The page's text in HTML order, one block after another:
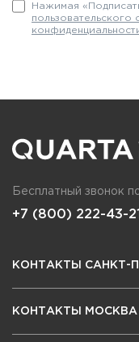
Нажимая
пользовательского
Бесплатный звонок
+7 (800) 222-43-21
КОНТАКТЫ САНКТ-
КОНТАКТЫ МОСКВА